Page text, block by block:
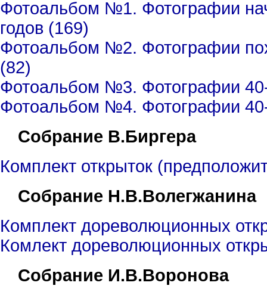
Фотоальбом №1. Фотографии
годов (169)
Фотоальбом №2. Фотографии
(82)
Фотоальбом №3. Фотографии
Фотоальбом №4. Фотографии
Собрание В.Биргера
Комплект открыток
Собрание Н.В.Волегжанина
Комплект дореволюционных
Комлект дореволюционных
Собрание И.В.Воронова